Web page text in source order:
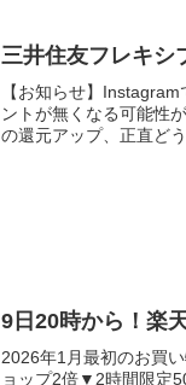
三井住友フレキシ
【お知らせ】
ントが無くなる可能性
の還元アップ、正直ど
9日20時から！楽
2026年1月最初のお買
ョップ2倍▼2時間限定